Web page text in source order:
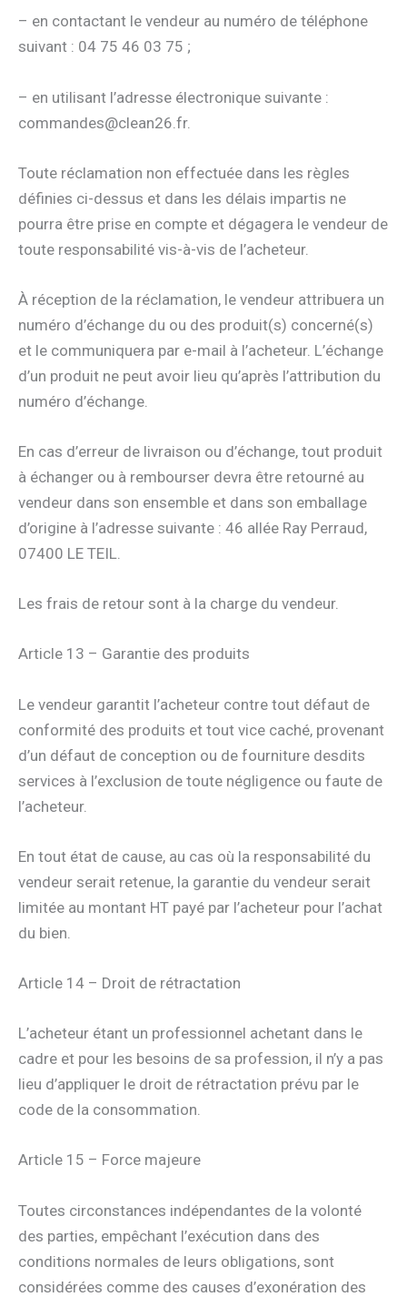
– en contactant le vendeur au numéro de téléphone
suivant : 04 75 46 03 75 ;
– en utilisant l’adresse électronique suivante :
commandes@clean26.fr.
Toute réclamation non effectuée dans les règles
définies ci-dessus et dans les délais impartis ne
pourra être prise en compte et dégagera le vendeur de
toute responsabilité vis-à-vis de l’acheteur.
À réception de la réclamation, le vendeur attribuera un
numéro d’échange du ou des produit(s) concerné(s)
et le communiquera par e-mail à l’acheteur. L’échange
d’un produit ne peut avoir lieu qu’après l’attribution du
numéro d’échange.
En cas d’erreur de livraison ou d’échange, tout produit
à échanger ou à rembourser devra être retourné au
vendeur dans son ensemble et dans son emballage
d’origine à l’adresse suivante : 46 allée Ray Perraud,
07400 LE TEIL.
Les frais de retour sont à la charge du vendeur.
Article 13 – Garantie des produits
Le vendeur garantit l’acheteur contre tout défaut de
conformité des produits et tout vice caché, provenant
d’un défaut de conception ou de fourniture desdits
services à l’exclusion de toute négligence ou faute de
l’acheteur.
En tout état de cause, au cas où la responsabilité du
vendeur serait retenue, la garantie du vendeur serait
limitée au montant HT payé par l’acheteur pour l’achat
du bien.
Article 14 – Droit de rétractation
L’acheteur étant un professionnel achetant dans le
cadre et pour les besoins de sa profession, il n’y a pas
lieu d’appliquer le droit de rétractation prévu par le
code de la consommation.
Article 15 – Force majeure
Toutes circonstances indépendantes de la volonté
des parties, empêchant l’exécution dans des
conditions normales de leurs obligations, sont
considérées comme des causes d’exonération des